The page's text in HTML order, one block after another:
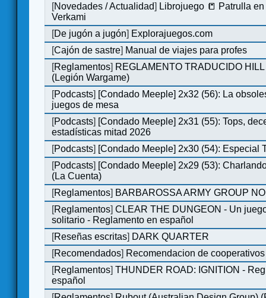
[Novedades / Actualidad] Librojuego 📒 Patrulla
Verkami
[De jugón a jugón] Explorajuegos.com
[Cajón de sastre] Manual de viajes para profes
[Reglamentos] REGLAMENTO TRADUCIDO
(Legión Wargame)
[Podcasts] [Condado Meeple] 2x32 (56): La
juegos de mesa
[Podcasts] [Condado Meeple] 2x31 (55): Tops,
estadísticas mitad 2026
[Podcasts] [Condado Meeple] 2x30 (54): Especial
[Podcasts] [Condado Meeple] 2x29 (53):
(La Cuenta)
[Reglamentos] BARBAROSSA ARMY GROUP
[Reglamentos]CLEAR THE DUNGEON - Un
solitario - Reglamento en español
[Reseñas escritas] DARK QUARTER
[Recomendados] Recomendacion de
[Reglamentos]THUNDER ROAD: IGNITION -
español